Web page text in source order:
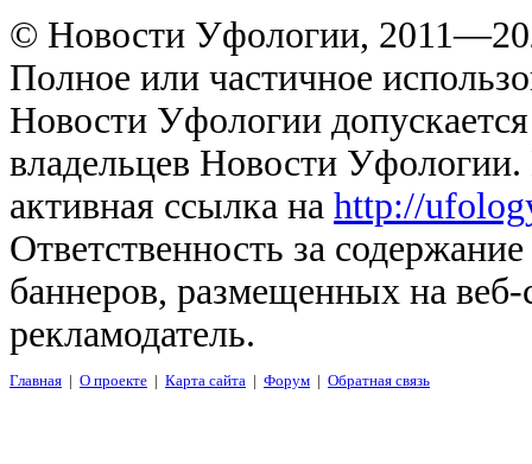
© Новости Уфологии,
Полное или частичное
Новости Уфологии
владельцев Новости
активная ссылка на http://
Ответственность за
баннеров, размещенных на
рекламодатель.
Главная | О проекте | Карта сайта | Форум | Обратная связь